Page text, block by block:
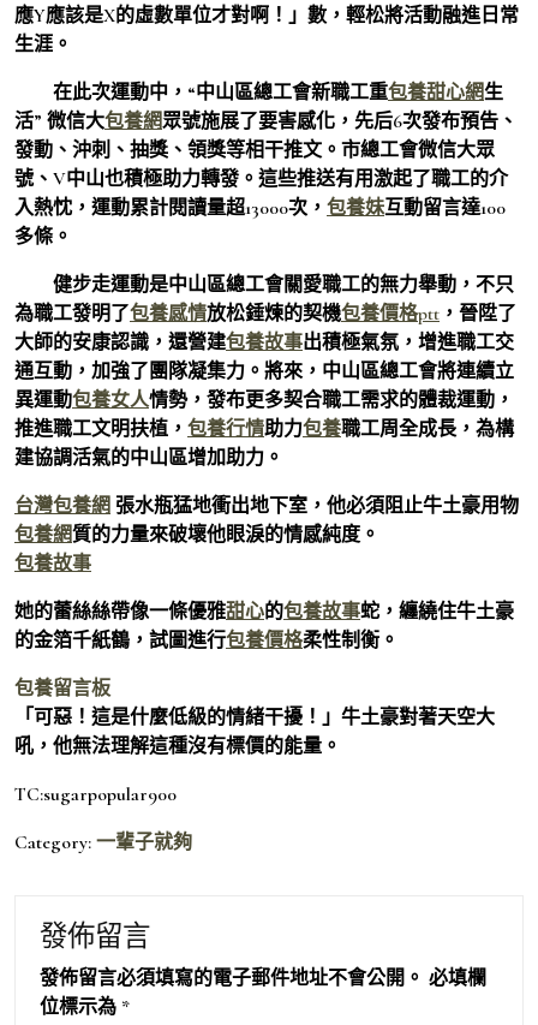
應Y應該是X的虛數單位才對啊！」數，輕松將活動融進日常
生涯。
在此次運動中，“中山區總工會新職工重包養甜心網生
活” 微信大包養網眾號施展了要害感化，先后6次發布預告、
發動、沖刺、抽獎、領獎等相干推文。市總工會微信大眾
號、V中山也積極助力轉發。這些推送有用激起了職工的介
入熱忱，運動累計閱讀量超13000次， 包養妹互動留言達100
多條。
健步走運動是中山區總工會關愛職工的無力舉動，不只
為職工發明了包養感情放松錘煉的契機包養價格ptt ，晉陞了
大師的安康認識，還營建包養故事出積極氣氛，增進職工交
通互動，加強了團隊凝集力。將來，中山區總工會將連續立
異運動包養女人情勢，發布更多契合職工需求的體裁運動，
推進職工文明扶植， 包養行情助力包養職工周全成長，為構
建協調活氣的中山區增加助力。
台灣包養網 張水瓶猛地衝出地下室，他必須阻止牛土豪用物
包養網質的力量來破壞他眼淚的情感純度。
包養故事
她的蕾絲絲帶像一條優雅甜心的包養故事蛇，纏繞住牛土豪
的金箔千紙鶴，試圖進行包養價格柔性制衡。
包養留言板
「可惡！這是什麼低級的情緒干擾！」牛土豪對著天空大
吼，他無法理解這種沒有標價的能量。
TC:sugarpopular900
Category: 一輩子就夠
發佈留言
發佈留言必須填寫的電子郵件地址不會公開。 必填欄
位標示為 *